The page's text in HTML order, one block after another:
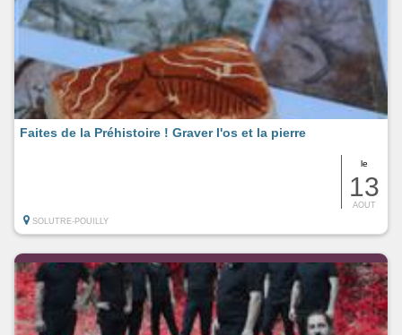
le
13
AOUT
Faites de la Préhistoire ! Graver l'os et la pierre
SOLUTRE-POUILLY